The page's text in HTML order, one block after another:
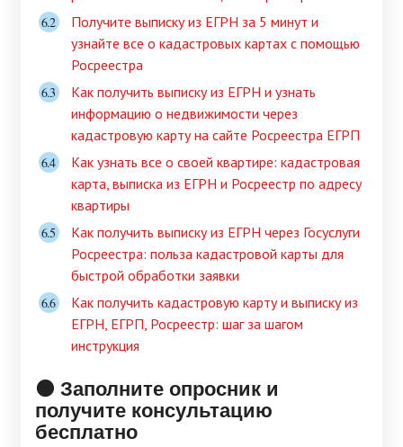
Получите выписку из ЕГРН за 5 минут и
узнайте все о кадастровых картах с помощью
Росреестра
Как получить выписку из ЕГРН и узнать
информацию о недвижимости через
кадастровую карту на сайте Росреестра ЕГРП
Как узнать все о своей квартире: кадастровая
карта, выписка из ЕГРН и Росреестр по адресу
квартиры
Как получить выписку из ЕГРН через Госуслуги
Росреестра: польза кадастровой карты для
быстрой обработки заявки
Как получить кадастровую карту и выписку из
ЕГРН, ЕГРП, Росреестр: шаг за шагом
инструкция
🟠 Заполните опросник и
получите консультацию
бесплатно